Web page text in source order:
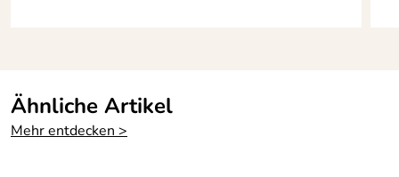
Ähnliche Artikel
Mehr entdecken >